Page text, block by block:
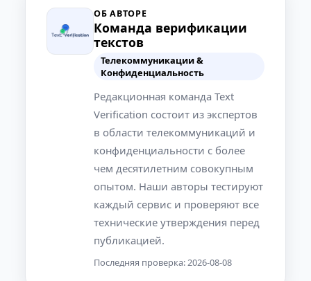
ОБ АВТОРЕ
Команда верификации
текстов
Телекоммуникации &
Конфиденциальность
Редакционная команда Text
Verification состоит из экспертов
в области телекоммуникаций и
конфиденциальности с более
чем десятилетним совокупным
опытом. Наши авторы тестируют
каждый сервис и проверяют все
технические утверждения перед
публикацией.
Последняя проверка: 2026-08-08